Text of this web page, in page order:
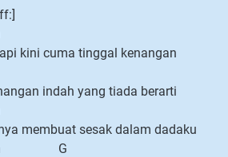
kini cuma tinggal kenangan
indah yang tiada berarti
membuat sesak dalam dadaku
G